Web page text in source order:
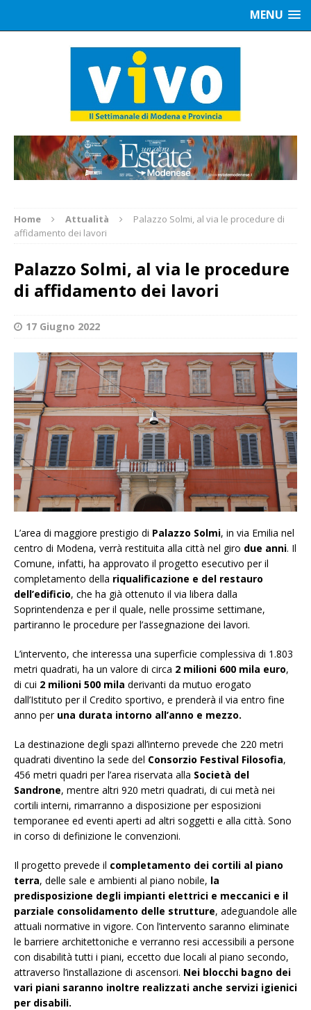
MENU
Home Attualità
Palazzo Solmi, al via le procedure di
affidamento dei lavori
Palazzo Solmi, al via le procedure
di affidamento dei lavori
17 Giugno 2022
L’area di maggiore prestigio di Palazzo Solmi, in via Emilia nel
centro di Modena, verrà restituita alla città nel giro due anni. Il
Comune, infatti, ha approvato il progetto esecutivo per il
completamento della riqualificazione e del restauro
dell’edificio, che ha già ottenuto il via libera dalla
Soprintendenza e per il quale, nelle prossime settimane,
partiranno le procedure per l’assegnazione dei lavori.
L’intervento, che interessa una superficie complessiva di 1.803
metri quadrati, ha un valore di circa 2 milioni 600 mila euro,
di cui 2 milioni 500 mila derivanti da mutuo erogato
dall’Istituto per il Credito sportivo, e prenderà il via entro fine
anno per una durata intorno all’anno e mezzo.
La destinazione degli spazi all’interno prevede che 220 metri
quadrati diventino la sede del Consorzio Festival Filosofia,
456 metri quadri per l’area riservata alla Società del
Sandrone, mentre altri 920 metri quadrati, di cui metà nei
cortili interni, rimarranno a disposizione per esposizioni
temporanee ed eventi aperti ad altri soggetti e alla città. Sono
in corso di definizione le convenzioni.
Il progetto prevede il completamento dei cortili al piano
terra, delle sale e ambienti al piano nobile, la
predisposizione degli impianti elettrici e meccanici e il
parziale consolidamento delle strutture, adeguandole alle
attuali normative in vigore. Con l’intervento saranno eliminate
le barriere architettoniche e verranno resi accessibili a persone
con disabilità tutti i piani, eccetto due locali al piano secondo,
attraverso l’installazione di ascensori. Nei blocchi bagno dei
vari piani saranno inoltre realizzati anche servizi igienici
per disabili.